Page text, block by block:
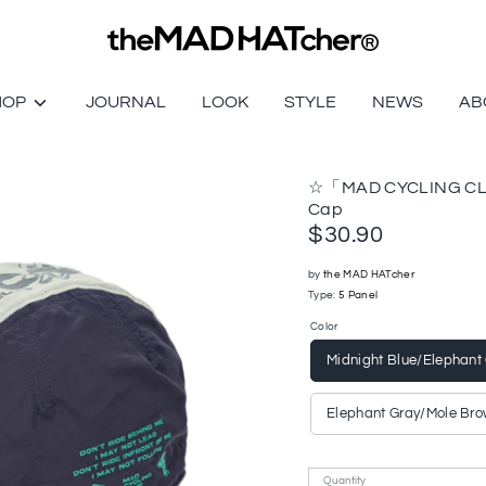
JOURNAL LOOK STYLE NEWS
☆「MAD CYCLING
Cap
$30.90
by the MAD HATcher
Type: 5 Panel
Color
Midnight Blue/Elephant
Elephant Gray/Mole
Quantity